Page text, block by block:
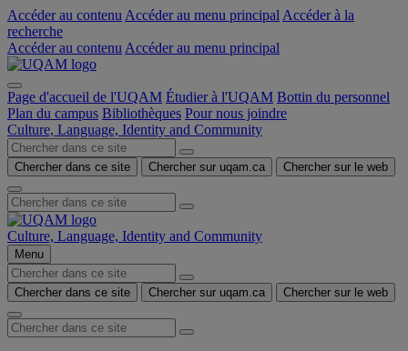
Accéder au contenu Accéder au menu principal Accéder à la
recherche
Accéder au contenu Accéder au menu principal
Page d'accueil de l'UQAM Étudier à l'UQAM Bottin du personnel
Plan du campus Bibliothèques Pour nous joindre
Culture, Language, Identity and Community
Chercher dans ce site Chercher sur uqam.ca Chercher sur le web
Culture, Language, Identity and Community
Menu
Chercher dans ce site Chercher sur uqam.ca Chercher sur le web